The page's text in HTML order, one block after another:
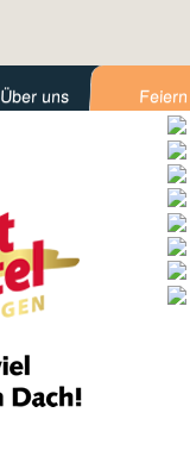
Über uns
Feiern